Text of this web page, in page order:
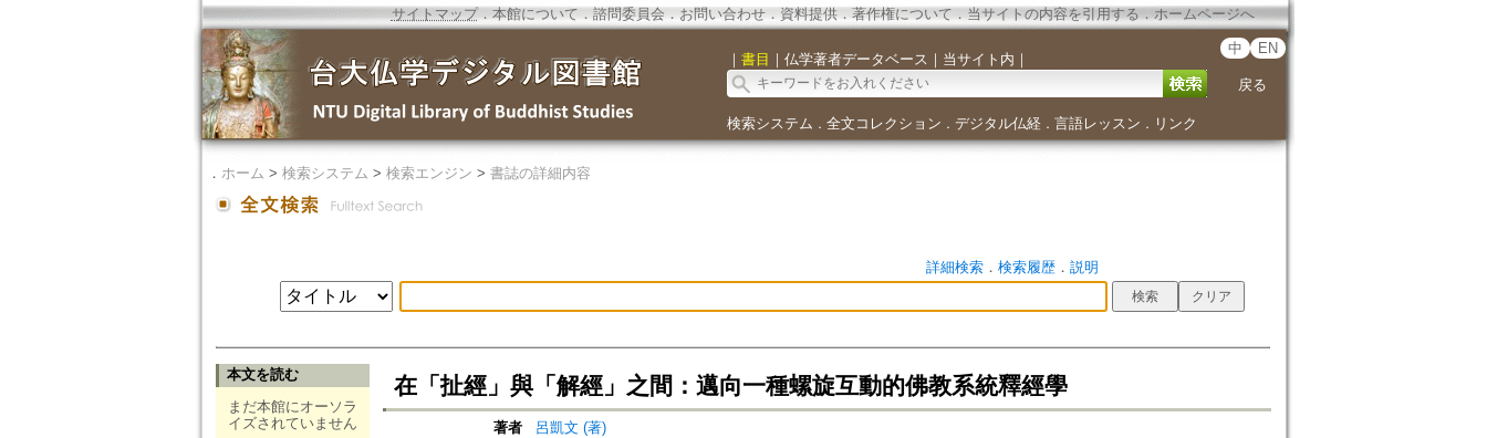
サイトマップ．本館について ． 諮問委員会． お問い合わせ． 資料提供． 著作権について．当サイトの内容を引用する ． ホームページへ
｜ 書目 ｜ 仏学著者データベース ｜ 当サイト内 ｜
中 EN
戻る
検索システム ． 全文コレクション ． デジタル仏経． 言語レッスン ． リンク
． ホーム > 検索システム > 検索エンジン > 書誌の詳細内容
詳細検索． 検索履歴． 説明
本文を読む
まだ本館にオーソラ
イズされていません
在「扯經」與「解經」之間：邁向一種螺旋互動的佛教系統釋經學
著者
呂凱文 (著)